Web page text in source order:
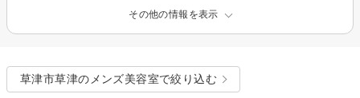
その他の情報を表示
草津市草津のメンズ美容室で絞り込む